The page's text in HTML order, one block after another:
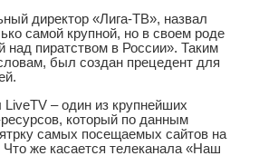
директор «Лига-ТВ», назвал
самой крупной, но в своем роде
над пиратством в России». Таким
был создан прецедент для
– один из крупнейших
который по данным
самых посещаемых сайтов на
Что же касается телеканала «Наш